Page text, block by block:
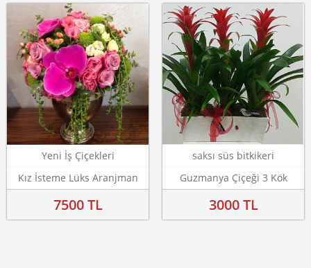
Yeni İş Çiçekleri
Kız İsteme Lüks Aranjman
7500 TL
saksı süs bitkikeri
Guzmanya Çiçeği 3 Kök
3000 TL